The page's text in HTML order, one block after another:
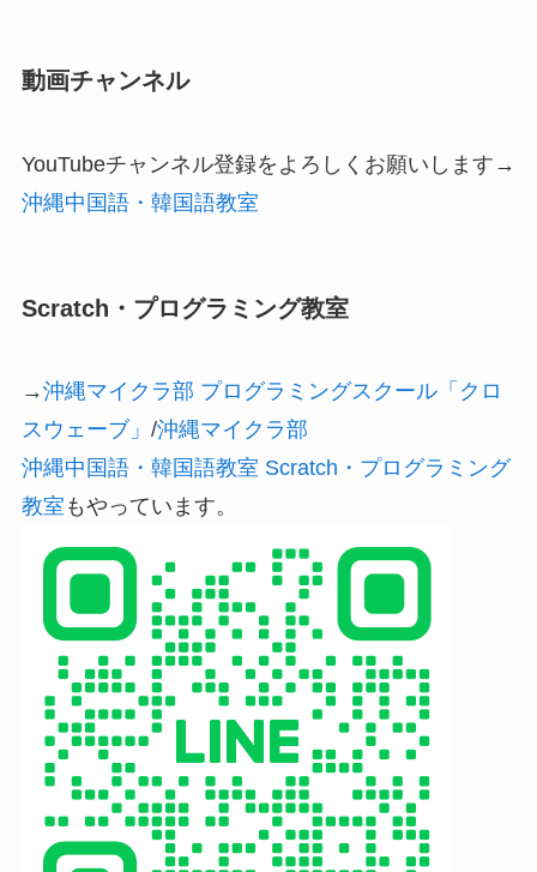
動画チャンネル
YouTubeチャンネル登録をよろしくお願いします→
沖縄中国語・韓国語教室
Scratch・プログラミング教室
→沖縄マイクラ部 プログラミングスクール「クロ
スウェーブ」 /沖縄マイクラ部
沖縄中国語・韓国語教室 Scratch・プログラミング
教室 もやっています。